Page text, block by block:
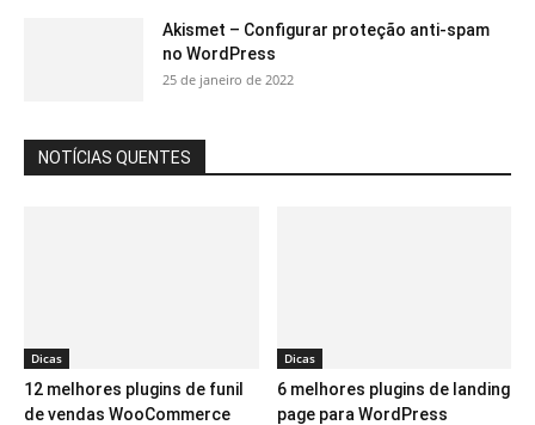
Akismet – Configurar proteção anti-spam
no WordPress
25 de janeiro de 2022
NOTÍCIAS QUENTES
Dicas
12 melhores plugins de funil
de vendas WooCommerce
Dicas
6 melhores plugins de landing
page para WordPress